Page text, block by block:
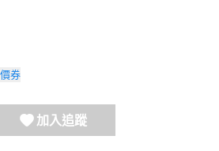
券
加入追蹤